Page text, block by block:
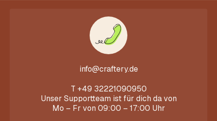
info@craftery.de
T +49 32221090950
Unser Supportteam ist für dich da von
Mo – Fr von 09:00 – 17:00 Uhr